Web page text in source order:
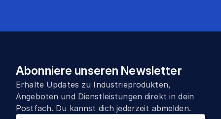
Abonniere unseren Newsletter
Erhalte Updates zu Industrieprodukten,
Angeboten und Dienstleistungen direkt in dein
Postfach. Du kannst dich jederzeit abmelden.